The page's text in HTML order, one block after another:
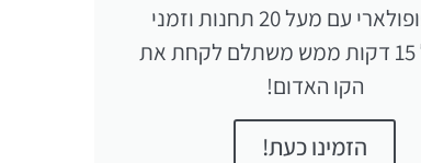
הקו הפופולארי עם מעל 20 תחנות וזמני
הגעה כל 15 דקות ממש משתלם לקחת את
הקו האדום!
הזמינו כעת!